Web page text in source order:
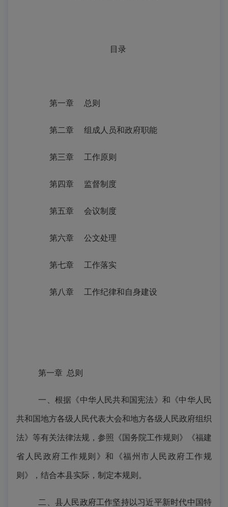
目录
第一章 总则
第二章 组成人员和政府职能
第三章 工作原则
第四章 监督制度
第五章 会议制度
第六章 公文处理
第七章 工作落实
第八章 工作纪律和自身建设
第一章 总则
一、根据《中华人民共和国宪法》和《中华人民
共和国地方各级人民代表大会和地方各级人民政府组织
法》等有关法律法规，参照《国务院工作规则》《福建
省人民政府工作规则》和《福州市人民政府工作规
则》，结合本县实际，制定本规则。
二、县人民政府工作坚持以习近平新时代中国特